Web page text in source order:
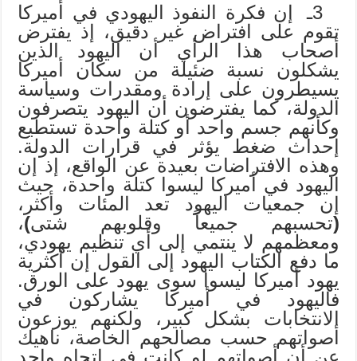
3ـ إن فكرة النفوذ اليهودي في أميركا
تقوم على افتراض غير دقيق، إذ يفترض
أصحاب هذا الرأي أن اليهود الذين
يشكلون نسبة ضئيلة من سكان أميركا
يسيطرون على إرادة ومقدرات وسياسة
الدولة، كما يفترضون أن اليهود يتصرفون
وكأنهم جسم واحد أو كتلة واحدة تستطيع
إحداث ضغط يؤثر في قرارات الدولة.
وهذه الافتراضات بعيدة عن الواقع، إذ إن
اليهود في أميركا ليسوا كتلة واحدة، حيث
إن جمعيات اليهود تعد المئات وأكثر،
(تحسبهم جميعاً وقلوبهم شتى)،
ومعظمهم لا ينتمي إلى أي تنظيم يهودي،
ما دفع الكتاب اليهود إلى القول إن أكثرية
يهود أميركا ليسوا سوى يهود على الورق.
فاليهود في أميركا يشاركون في
الانتخابات بشكل كبير، ولكنهم يوزعون
أصواتهم حسب مصالحهم الخاصة، ناهيك
عن أن أصواتهم لو كانت في اتجاه واحد